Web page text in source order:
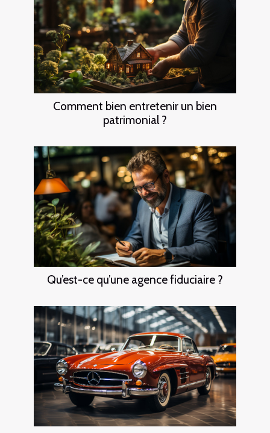
Comment bien entretenir un bien
patrimonial ?
Qu’est-ce qu’une agence fiduciaire ?